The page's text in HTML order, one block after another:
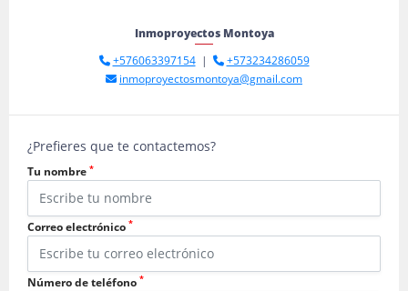
Inmoproyectos Montoya
+576063397154|
+573234286059
inmoproyectosmontoya@gmail.com
¿Prefieres que te contactemos?
Tu nombre *
Correo electrónico *
Número de teléfono *